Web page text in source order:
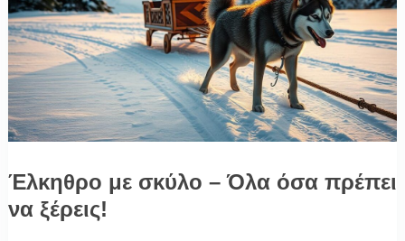
Έλκηθρο με σκύλο – Όλα όσα πρέπει
να ξέρεις!